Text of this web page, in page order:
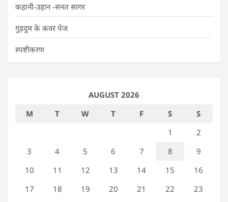
कहानी-उड़ान -सनत सागर
गुड़दुम के कवर पेज
स्पष्टीकरण
AUGUST 2026
M
T W T F S
S
1
2
3
4 5 6 7 8
9
10
11 12 13 14 15
16
17
18 19 20 21 22
23